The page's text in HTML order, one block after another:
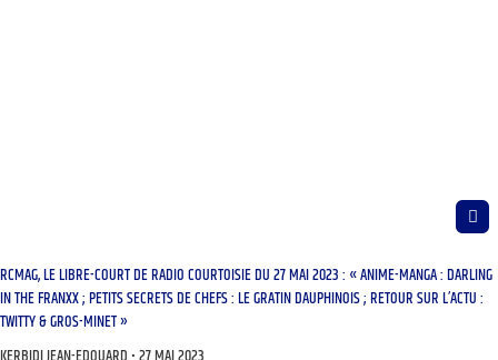
RCMAG, LE LIBRE-COURT DE RADIO COURTOISIE DU 27 MAI 2023 : « ANIME-MANGA : DARLING
IN THE FRANXX ; PETITS SECRETS DE CHEFS : LE GRATIN DAUPHINOIS ; RETOUR SUR L’ACTU :
TWITTY & GROS-MINET »